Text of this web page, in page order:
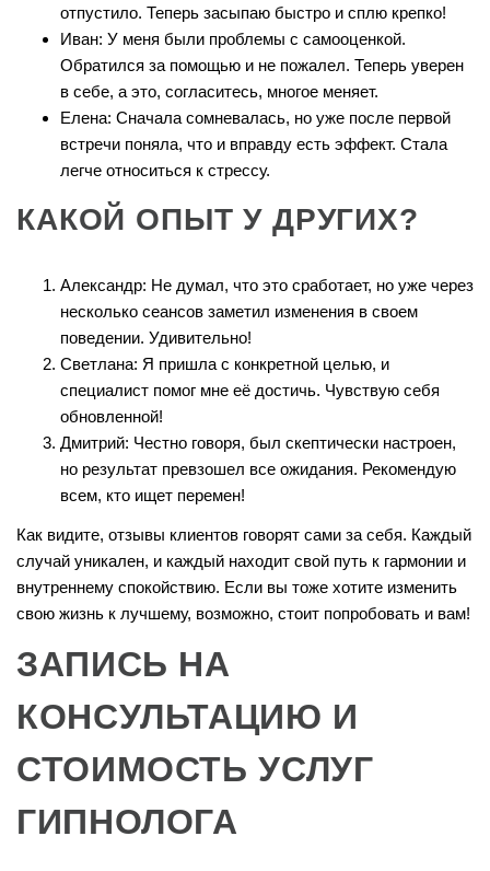
отпустило. Теперь засыпаю быстро и сплю крепко!
Иван: У меня были проблемы с самооценкой.
Обратился за помощью и не пожалел. Теперь уверен
в себе, а это, согласитесь, многое меняет.
Елена: Сначала сомневалась, но уже после первой
встречи поняла, что и вправду есть эффект. Стала
легче относиться к стрессу.
КАКОЙ ОПЫТ У ДРУГИХ?
Александр: Не думал, что это сработает, но уже через
несколько сеансов заметил изменения в своем
поведении. Удивительно!
Светлана: Я пришла с конкретной целью, и
специалист помог мне её достичь. Чувствую себя
обновленной!
Дмитрий: Честно говоря, был скептически настроен,
но результат превзошел все ожидания. Рекомендую
всем, кто ищет перемен!
Как видите, отзывы клиентов говорят сами за себя. Каждый
случай уникален, и каждый находит свой путь к гармонии и
внутреннему спокойствию. Если вы тоже хотите изменить
свою жизнь к лучшему, возможно, стоит попробовать и вам!
ЗАПИСЬ НА
КОНСУЛЬТАЦИЮ И
СТОИМОСТЬ УСЛУГ
ГИПНОЛОГА